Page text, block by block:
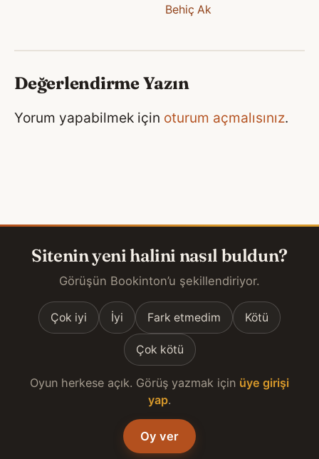
Behiç Ak
Değerlendirme Yazın
Yorum yapabilmek için oturum açmalısınız.
Sitenin yeni halini nasıl buldun?
Görüşün Bookinton’u şekillendiriyor.
Çok iyi İyi Fark etmedim Kötü
Çok kötü
Oyun herkese açık. Görüş yazmak için üye girişi
yap.
Oy ver